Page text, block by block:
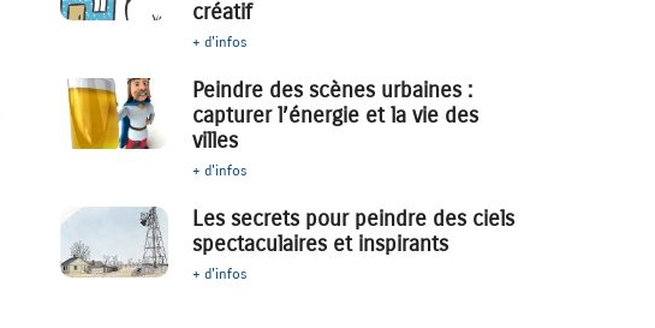
créatif
+ d'infos
Peindre des scènes urbaines :
capturer l’énergie et la vie des
villes
+ d'infos
Les secrets pour peindre des ciels
spectaculaires et inspirants
+ d'infos